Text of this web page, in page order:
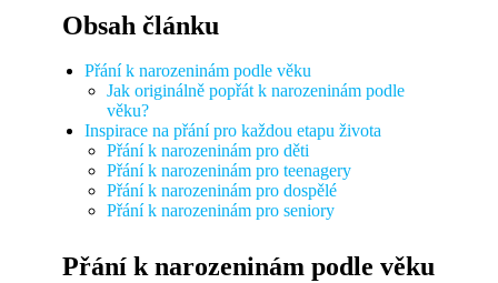
Obsah článku
Přání k narozeninám podle věku
Jak originálně popřát k narozeninám podle
věku?
Inspirace na přání pro každou etapu života
Přání k narozeninám pro děti
Přání k narozeninám pro teenagery
Přání k narozeninám pro dospělé
Přání k narozeninám pro seniory
Přání k narozeninám podle věku